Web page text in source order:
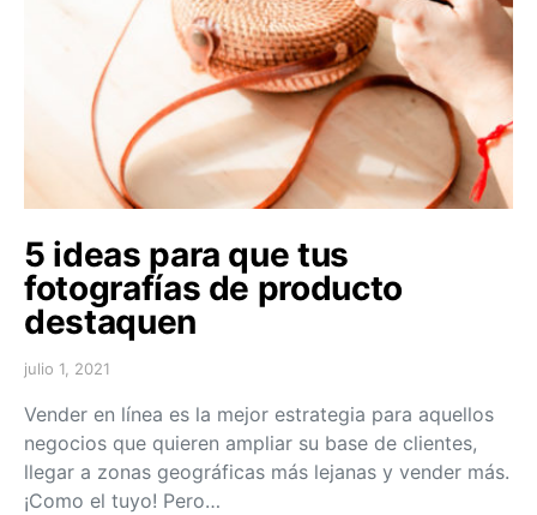
5 ideas para que tus
fotografías de producto
destaquen
julio 1, 2021
Vender en línea es la mejor estrategia para aquellos
negocios que quieren ampliar su base de clientes,
llegar a zonas geográficas más lejanas y vender más.
¡Como el tuyo! Pero…